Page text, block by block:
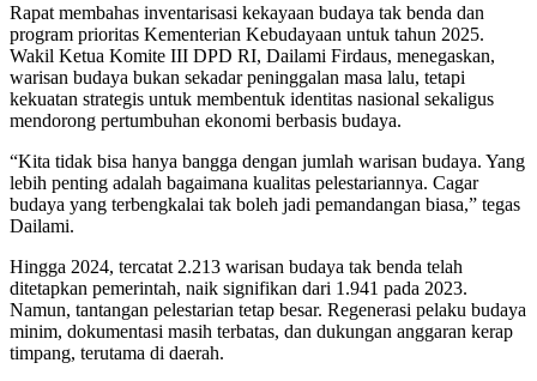
Rapat membahas inventarisasi kekayaan budaya tak benda dan
program prioritas Kementerian Kebudayaan untuk tahun 2025.
Wakil Ketua Komite III DPD RI, Dailami Firdaus, menegaskan,
warisan budaya bukan sekadar peninggalan masa lalu, tetapi
kekuatan strategis untuk membentuk identitas nasional sekaligus
mendorong pertumbuhan ekonomi berbasis budaya.
“Kita tidak bisa hanya bangga dengan jumlah warisan budaya. Yang
lebih penting adalah bagaimana kualitas pelestariannya. Cagar
budaya yang terbengkalai tak boleh jadi pemandangan biasa,” tegas
Dailami.
Hingga 2024, tercatat 2.213 warisan budaya tak benda telah
ditetapkan pemerintah, naik signifikan dari 1.941 pada 2023.
Namun, tantangan pelestarian tetap besar. Regenerasi pelaku budaya
minim, dokumentasi masih terbatas, dan dukungan anggaran kerap
timpang, terutama di daerah.